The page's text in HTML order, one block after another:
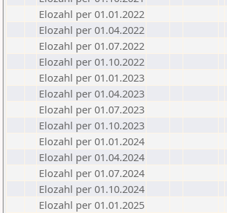
Elozahl per 01.01.2022
Elozahl per 01.04.2022
Elozahl per 01.07.2022
Elozahl per 01.10.2022
Elozahl per 01.01.2023
Elozahl per 01.04.2023
Elozahl per 01.07.2023
Elozahl per 01.10.2023
Elozahl per 01.01.2024
Elozahl per 01.04.2024
Elozahl per 01.07.2024
Elozahl per 01.10.2024
Elozahl per 01.01.2025